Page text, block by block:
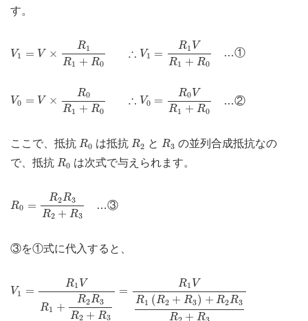
す。
V1 = V ×
R1
R1 + R0
+R
∴ V1 =
R1 V
R1 + R0
VR 1+
…①
V0 = V ×
R0
R1 + R0
+R
∴ V0 =
R0 V
R1 + R0
VR 1+
…②
ここで、抵抗 R0
R0 は抵抗 R2
R2 と R3
R3
の並列合成抵抗なの
で、抵抗 R0
R0 は次式で与えられます。
R0 =
R2R3
R2 + R3
R3 R2
…③
③を①式に代入すると、
V1 =
R1 V
R1 +
R2R3
R2 + R3
+ R2
=
R1 V
R1 (R2 + R3) + R2R3
R + R
2+ R3